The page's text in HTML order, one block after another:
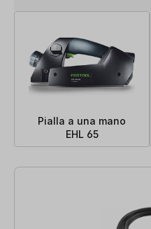
Pialla a una mano
EHL 65
27 articoli trovati